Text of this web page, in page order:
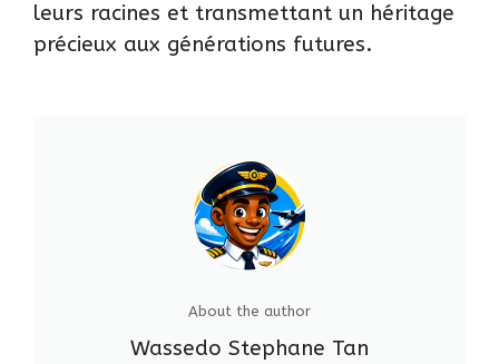
leurs racines et transmettant un héritage
précieux aux générations futures.
About the author
Wassedo Stephane Tan